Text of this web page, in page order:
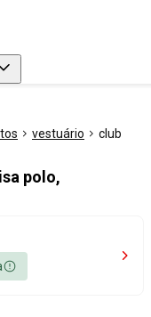
vestuário club
polo,